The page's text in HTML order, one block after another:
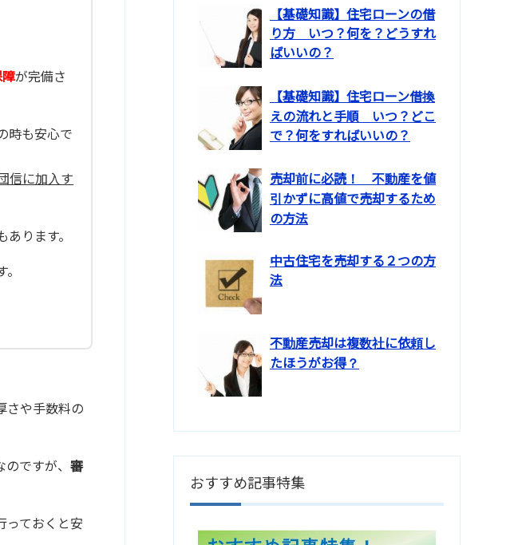
が完備さ
時も安心で
信に加入す
あります。
さや手数料の
ですが、 審
っておくと安
【基礎知識】住宅ローンの借
り方 いつ？何を？どうすれ
ばいいの？
【基礎知識】住宅ローン借換
えの流れと手順 いつ？どこ
で？何をすればいいの？
売却前に必読！ 不動産を値
引かずに高値で売却するため
の方法
中古住宅を売却する２つの方
法
不動産売却は複数社に依頼し
たほうがお得？
おすすめ記事特集